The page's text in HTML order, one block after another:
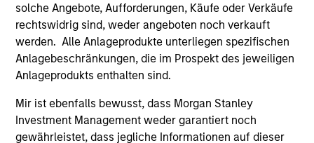
solche Angebote, Aufforderungen, Käufe oder Verkäufe
rechtswidrig sind, weder angeboten noch verkauft
werden. Alle Anlageprodukte unterliegen spezifischen
Anlagebeschränkungen, die im Prospekt des jeweiligen
Anlageprodukts enthalten sind.
Mir ist ebenfalls bewusst, dass Morgan Stanley
Investment Management weder garantiert noch
gewährleistet, dass jegliche Informationen auf dieser
einem Land des EWR, in dem dieser für den Verkauf
registriert ist, so geschieht dies in Übereinstimmung mit
den OGAW-Vorschriften.
Mit dem Fonds verbundene Begriffe und
Begriffsbestimmungen können Sie unserer Seite mit
demGlossarentnehmen.
Performanceangaben werden auf Basis der
Nettoinventarwerte (NAV) und abzüglich Gebühren
berechnet. Provisionen und Kosten, die bei der Ausgabe